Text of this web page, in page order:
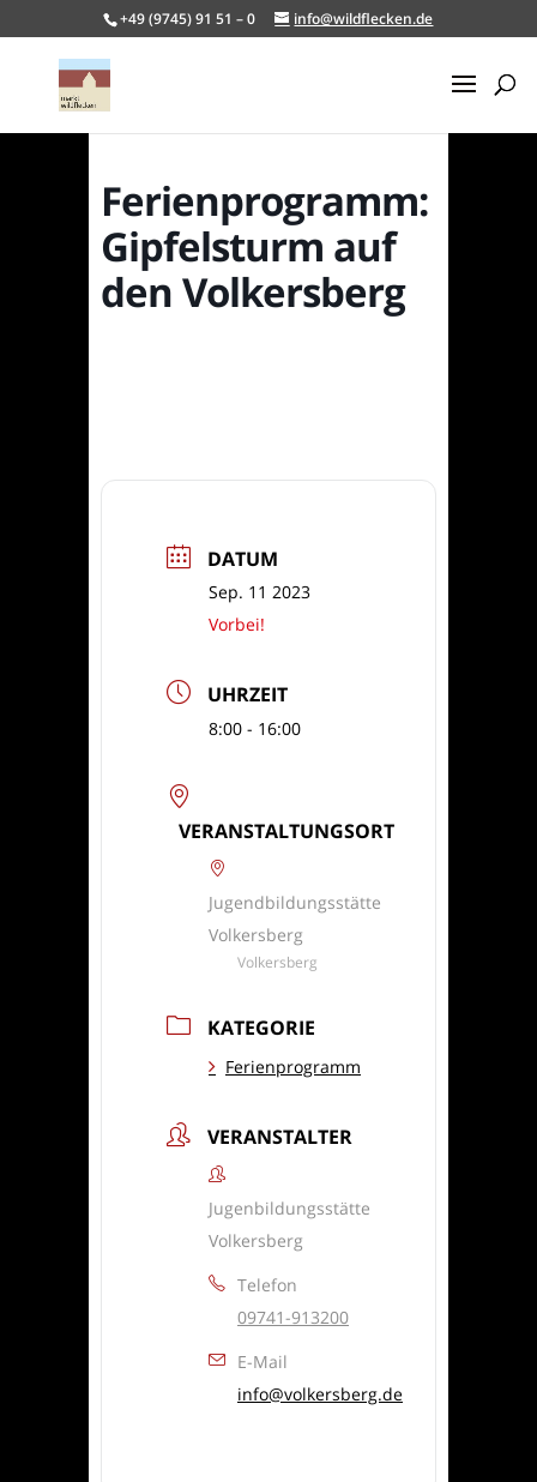
+49 (9745) 91 51 – 0 info@wildflecken.de
Ferienprogramm:
Gipfelsturm auf
den Volkersberg
DATUM
Sep. 11 2023
Vorbei!
UHRZEIT
8:00 - 16:00
VERANSTALTUNGSORT
Jugendbildungsstätte
Volkersberg
Volkersberg
KATEGORIE
Ferienprogramm
VERANSTALTER
Jugenbildungsstätte
Volkersberg
Telefon
09741-913200
E-Mail
info@volkersberg.de